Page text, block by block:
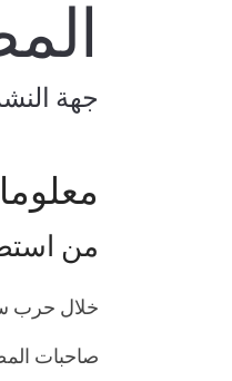
جهة
من
صاحبات